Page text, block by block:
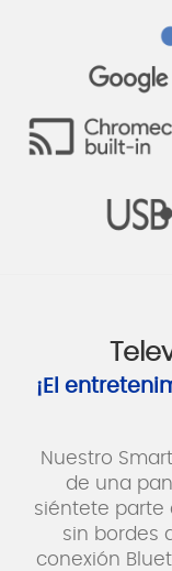
¡El
Nuestro
de una
siéntete parte
sin bordes
conexión